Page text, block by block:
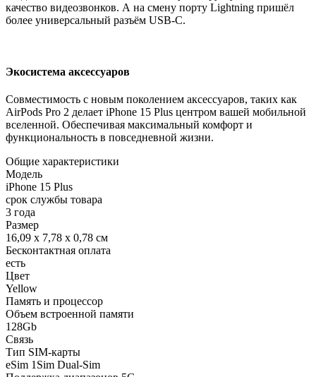
качество видеозвонков. А на смену порту Lightning пришёл
более универсальный разъём USB-C.
Экосистема аксессуаров
Совместимость с новым поколением аксессуаров, таких как
AirPods Pro 2 делает iPhone 15 Plus центром вашей мобильной
вселенной. Обеспечивая максимальный комфорт и
функциональность в повседневной жизни.
Общие характеристики
Модель
iPhone 15 Plus
срок службы товара
3 года
Размер
16,09 x 7,78 x 0,78 см
Бесконтактная оплата
есть
Цвет
Yellow
Память и процессор
Объем встроенной памяти
128Gb
Связь
Тип SIM-карты
eSim 1Sim Dual-Sim